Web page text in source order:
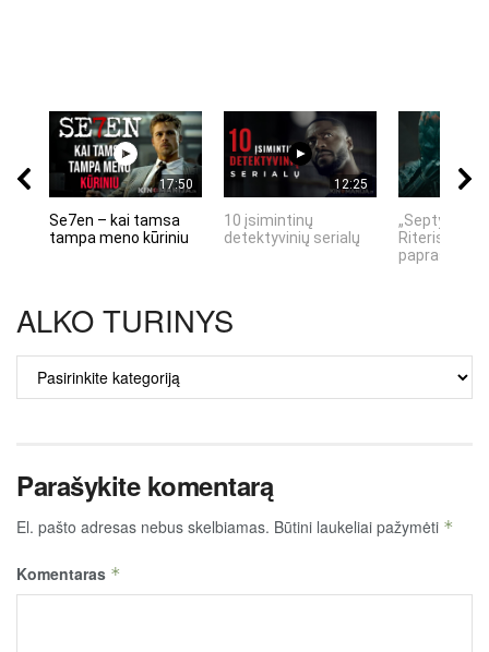
17:50
Se7en – kai tamsa
tampa meno kūriniu
12:25
10 įsimintinų
detektyvinių serialų
„Septynių
Riteris" – kai
ALKO TURINYS
TURINYS
Parašykite komentarą
El. pašto adresas nebus skelbiamas. Būtini laukeliai pažymėti *
Komentaras *